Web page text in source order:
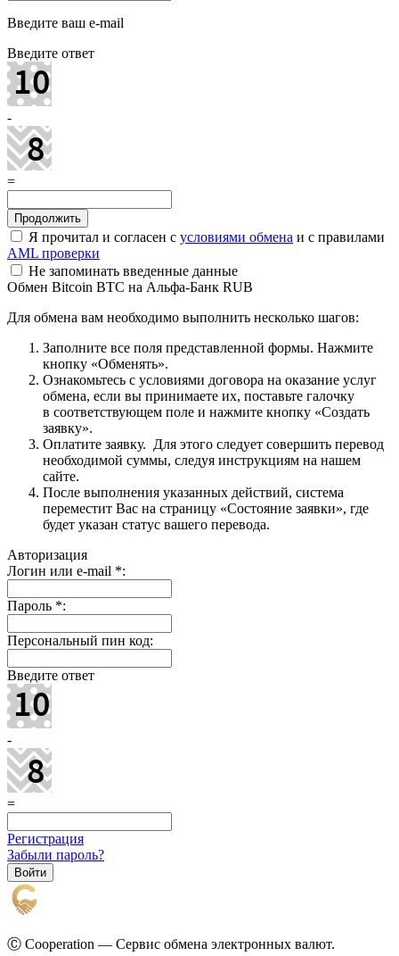
Введите ваш e-mail
Введите ответ
-
=
Я прочитал и согласен с условиями обмена и с правилами
AML проверки
Не запоминать введенные данные
Обмен Bitcoin BTC на Альфа-Банк RUB
Для обмена вам необходимо выполнить несколько шагов:
Заполните все поля представленной формы. Нажмите
кнопку «Обменять».
Ознакомьтесь с условиями договора на оказание услуг
обмена, если вы принимаете их, поставьте галочку
в соответствующем поле и нажмите кнопку «Создать
заявку».
Оплатите заявку. Для этого следует совершить перевод
необходимой суммы, следуя инструкциям на нашем
сайте.
После выполнения указанных действий, система
переместит Вас на страницу «Состояние заявки», где
будет указан статус вашего перевода.
Авторизация
Логин или e-mail *:
Пароль *:
Персональный пин код:
Введите ответ
-
=
Регистрация
Забыли пароль?
Ⓒ Cooperation — Сервис обмена электронных валют.